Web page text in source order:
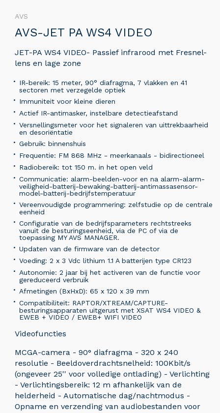
AVS
AVS-JET PA WS4 VIDEO
JET-PA WS4 VIDEO- Passief infrarood met Fresnel-
lens en lage zone
IR-bereik: 15 meter, 90° diafragma, 7 vlakken en 41
sectoren met verzegelde optiek
Immuniteit voor kleine dieren
Actief IR-antimasker, instelbare detectieafstand
Versnellingsmeter voor het signaleren van uittrekbaarheid
en desoriëntatie
Gebruik: binnenshuis
Frequentie: FM 868 MHz - meerkanaals - bidirectioneel
Radiobereik: tot 150 m. in het open veld
Communicatie: alarm-beelden-voor en na alarm-alarm-
veiligheid-batterij-bewaking-batterij-antimassasensor-
model-batterij-bedrijfstemperatuur
Vereenvoudigde programmering: zelfstudie op de centrale
eenheid
Configuratie van de bedrijfsparameters rechtstreeks
vanuit de besturingseenheid, via de PC of via de
toepassing MY AVS MANAGER.
Updaten van de firmware van de detector
Voeding: 2 x 3 Vdc lithium 1.1 A batterijen type CR123
Autonomie: 2 jaar bij het activeren van de functie voor
gereduceerd verbruik
Afmetingen (BxHxD): 65 x 120 x 39 mm
Compatibiliteit: RAPTOR/XTREAM/CAPTURE-
besturingsapparaten uitgerust met XSAT WS4 VIDEO &
EWEB + VIDEO / EWEB+ WIFI VIDEO
Videofuncties
MCGA-camera - 90° diafragma - 320 x 240
resolutie - Beeldoverdrachtsnelheid: 100Kbit/s
(ongeveer 25'' voor volledige ontlading) - Verlichting
- Verlichtingsbereik: 12 m afhankelijk van de
helderheid - Automatische dag/nachtmodus -
Opname en verzending van audiobestanden voor